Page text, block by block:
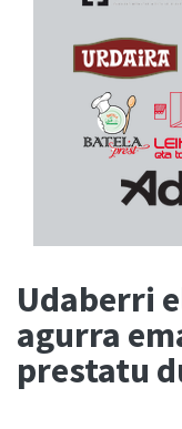
Udaberri
agurra
prestatu